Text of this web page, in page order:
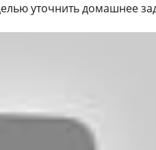
уточнить домашнее